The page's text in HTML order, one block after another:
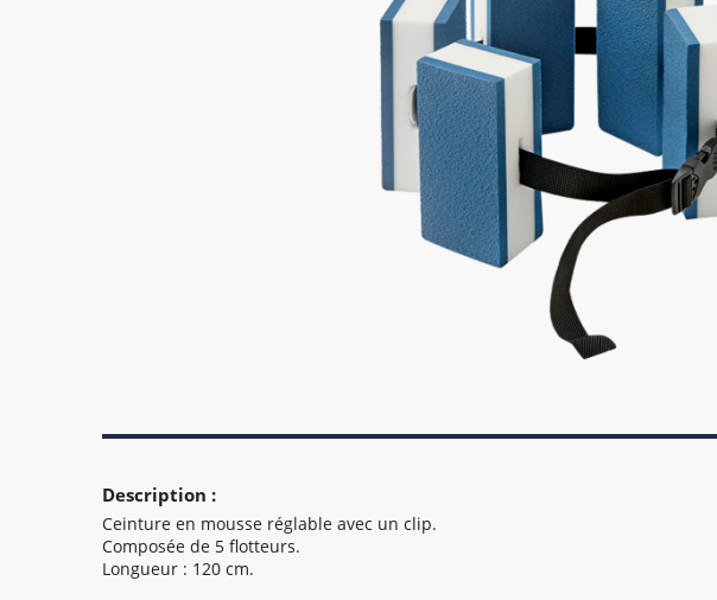
Description :
Ceinture en mousse réglable avec un clip.
Composée de 5 flotteurs.
Longueur : 120 cm.